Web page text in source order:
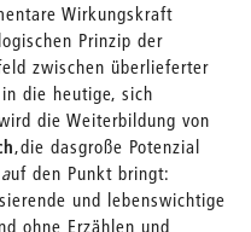
Wirkungskraft
Prinzip der
zwischen überlieferter
die heutige, sich
die Weiterbildung von
,die dasgroße Potenzial
auf den Punkt bringt:
und lebenswichti­ge
ohne Erzählen und